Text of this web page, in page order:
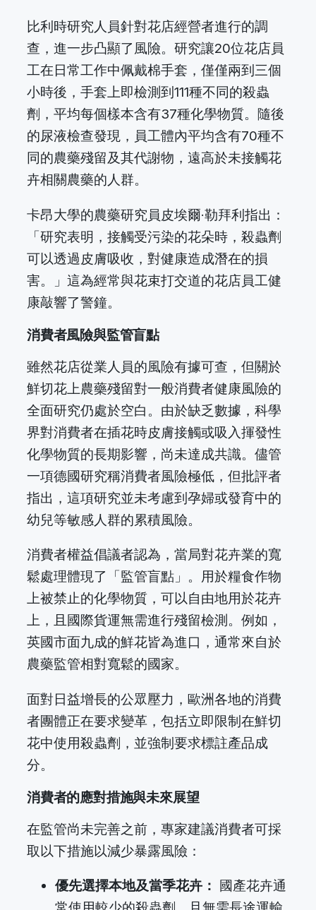
比利時研究人員針對花店經營者進行的調
查，進一步凸顯了風險。研究讓20位花店員
工在日常工作中佩戴棉手套，僅僅兩到三個
小時後，手套上即檢測到111種不同的殺蟲
劑，平均每個樣本含有37種化學物質。隨後
的尿液檢查發現，員工體內平均含有70種不
同的農藥殘留及其代謝物，遠高於未接觸花
卉相關農藥的人群。
卡昂大學的農藥研究員皮埃爾·勒拜利指出：
「研究表明，接觸受污染的花朵時，殺蟲劑
可以透過皮膚吸收，對健康造成潛在的損
害。」這為經常與花束打交道的花店員工健
康敲響了警鐘。
消費者風險與監管盲點
雖然花店從業人員的風險有據可查，但關於
鮮切花上農藥殘留對一般消費者健康風險的
全面研究仍處於空白。由於缺乏數據，科學
界對消費者在插花時皮膚接觸或吸入揮發性
化學物質的長期影響，尚未達成共識。儘管
一項德國研究稱消費者風險極低，但批評者
指出，這項研究並未考慮到孕婦或發育中的
幼兒等敏感人群的累積風險。
消費者權益倡議者認為，當局對花卉業的寬
鬆處理體現了「監管盲點」。用於糧食作物
上被禁止的化學物質，可以自由地用於花卉
上，且國際貨運無需進行殘留檢測。例如，
英國市面九成的鮮花皆為進口，通常來自於
農藥監管相對寬鬆的國家。
面對日益增長的公眾壓力，歐洲各地的消費
者團體正在要求變革，包括立即限制在鮮切
花中使用殺蟲劑，並強制要求標註產品成
分。
消費者的應對措施與未來展望
在監管尚未完善之前，專家建議消費者可採
取以下措施以減少暴露風險：
優先選擇本地及當季花卉： 國產花卉通